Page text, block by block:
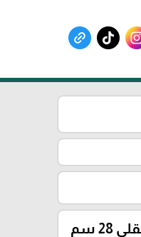
طقم طناجر /15 جرانيت 32/28/24/20 سم ومقلى 28 سم